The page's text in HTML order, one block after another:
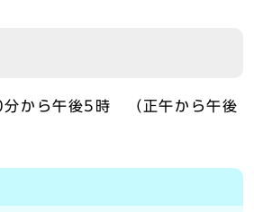
から午後5時 （正午から午後